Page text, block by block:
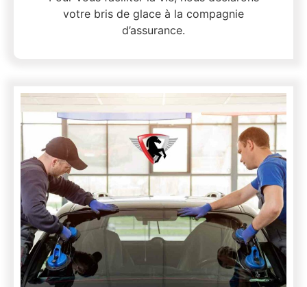
votre bris de glace à la compagnie
d’assurance.